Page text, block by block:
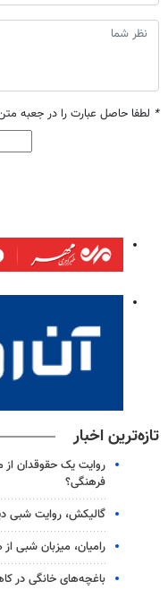
* لطفا حاصل عبارت را در جعبه
تازه‌ترین اخبار
روایت یک حقوقدان از
فرهنگی؟
گالیکش، روایت شبی
رامیان، میزبان شبی
باغچه‌های خانگی در